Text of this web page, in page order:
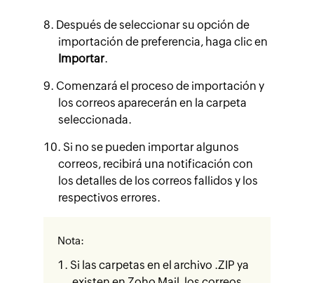
Después de seleccionar su opción de
importación de preferencia, haga clic en
Importar.
Comenzará el proceso de importación y
los correos aparecerán en la carpeta
seleccionada.
Si no se pueden importar algunos
correos, recibirá una notificación con
los detalles de los correos fallidos y los
respectivos errores.
Nota:
Si las carpetas en el archivo .ZIP ya